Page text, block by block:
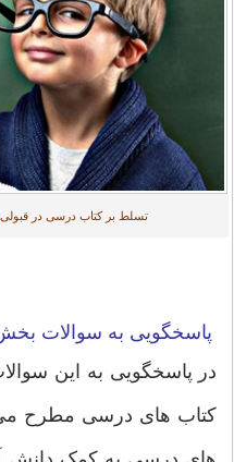
تسلط بر کتاب درسی در
پاسخگویی به سوالات
در پاسخگویی به این
کتاب های درسی مطرح